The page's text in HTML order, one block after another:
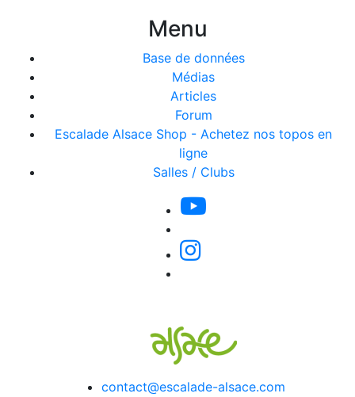
Menu
Base de données
Médias
Articles
Forum
Escalade Alsace Shop - Achetez nos topos en
ligne
Salles / Clubs
contact@escalade-alsace.com